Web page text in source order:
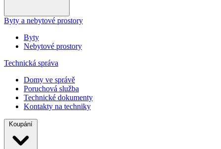
Byty a nebytové prostory
Byty
Nebytové prostory
Technická správa
Domy ve správě
Poruchová služba
Technické dokumenty
Kontakty na techniky
Koupání